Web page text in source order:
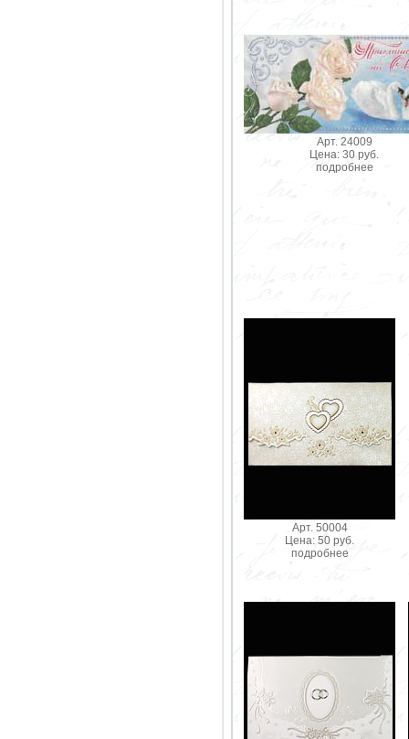
Арт. 24009
Цена: 30 руб.
подробнее
Арт. 50004
Цена: 50 руб.
подробнее